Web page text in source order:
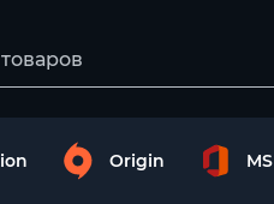
Origin